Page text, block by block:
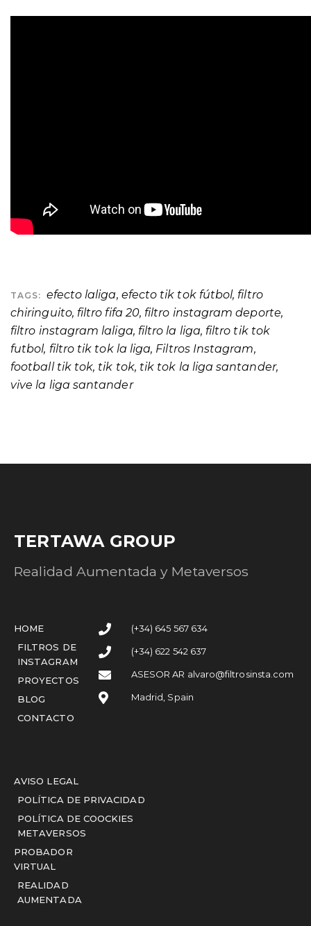
TAGS: efecto laliga, efecto tik tok fútbol, filtro
chiringuito, filtro fifa 20, filtro instagram deporte,
filtro instagram laliga, filtro la liga, filtro tik tok
futbol, filtro tik tok la liga, Filtros Instagram,
football tik tok, tik tok, tik tok la liga santander,
vive la liga santander
TERTAWA GROUP
Realidad Aumentada y Metaversos
HOME
FILTROS DE
INSTAGRAM
PROYECTOS
BLOG
CONTACTO
(+34) 645 567 634
(+34) 622 542 637
ASESOR AR alvaro@filtrosinsta.com
Madrid, Spain
AVISO LEGAL
POLÍTICA DE PRIVACIDAD
POLÍTICA DE COOCKIES
METAVERSOS
PROBADOR
VIRTUAL
REALIDAD
AUMENTADA